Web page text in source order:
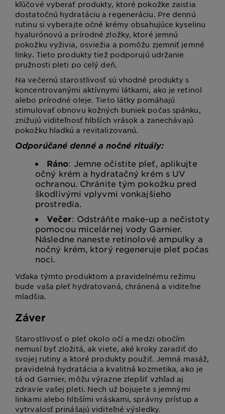
kľúčové vyberať produkty, ktoré pokožke zaistia
dostatočnú hydratáciu a regeneráciu. Pre dennú
rutinu si vyberajte očné krémy obsahujúce kyselinu
hyalurónovú a prírodné zložky, ktoré jemnú
pokožku vyživia, osviežia a pomôžu zjemniť jemné
linky. Tieto produkty tiež podporujú udržanie
pružnosti pleti po celý deň.
Na večernú starostlivosť sú vhodné produkty s
koncentrovanými aktívnymi látkami, ako je retinol
alebo prírodné oleje. Tieto látky pomáhajú
stimulovať obnovu kožných buniek počas spánku,
znižujú viditeľnosť hlbších vrások a zanechávajú
pokožku hladkú a revitalizovanú.
Odporúčané denné a nočné rituály:
Ráno: Jemne očistite pleť, aplikujte
očný krém a hydratačný krém s UV
ochranou. Chránite tým pokožku pred
škodlivými vplyvmi vonkajšieho
prostredia.
Večer: Odstráňte make-up a nečistoty
pomocou micelárnej vody Garnier.
Následne naneste retinolové ampulky a
nočný krém, ktorý regeneruje pleť počas
noci.
Vďaka týmto produktom a pravidelnému režimu
bude vaša pleť hydratovaná, chránená a viditeľne
mladšia.
Záver
Starostlivosť o pleť okolo očí a medzi obočím
nemusí byť zložitá, ak viete, aké kroky zaradiť do
svojej rutiny a ktoré produkty použiť. Jemná masáž,
pravidelná hydratácia a kvalitná kozmetika, ako je
tá od Garnier, môžu výrazne zlepšiť vzhľad aj
zdravie vašej pleti. Nech už bojujete s jemnými
linkami alebo hlbšími vráskami, správny prístup a
vytrvalosť prinášajú viditeľné výsledky.